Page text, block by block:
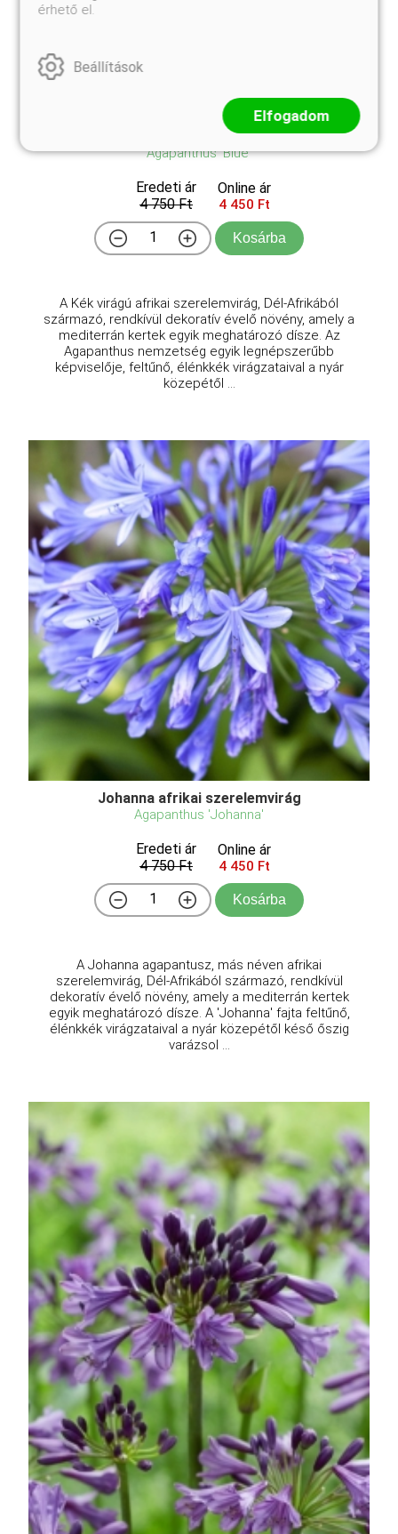
Kék virágú szerelemvirág
Agapanthus 'Blue'
Eredeti ár
4 750 Ft
Online ár
4 450 Ft
Kosárba
A Kék virágú afrikai szerelemvirág, Dél-Afrikából
származó, rendkívül dekoratív évelő növény, amely a
mediterrán kertek egyik meghatározó dísze. Az
Agapanthus nemzetség egyik legnépszerűbb
képviselője, feltűnő, élénkkék virágzataival a nyár
közepétől ...
Johanna afrikai szerelemvirág
Agapanthus 'Johanna'
Eredeti ár
4 750 Ft
Online ár
4 450 Ft
Kosárba
A Johanna agapantusz, más néven afrikai
szerelemvirág, Dél-Afrikából származó, rendkívül
dekoratív évelő növény, amely a mediterrán kertek
egyik meghatározó dísze. A 'Johanna' fajta feltűnő,
élénkkék virágzataival a nyár közepétől késő őszig
varázsol ...
érhető el.
Beállítások
Elfogadom